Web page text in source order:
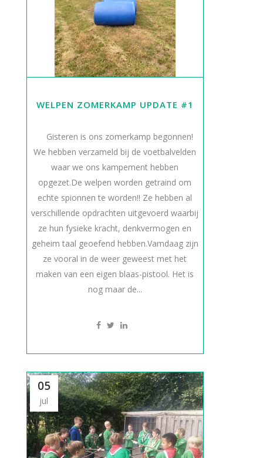
WELPEN ZOMERKAMP UPDATE #1
Gisteren is ons zomerkamp begonnen!
We hebben verzameld bij de voetbalvelden
waar we ons kampement hebben
opgezet.De welpen worden getraind om
echte spionnen te worden!! Ze hebben al
verschillende opdrachten uitgevoerd waarbij
ze hun fysieke kracht, denkvermogen en
geheim taal geoefend hebben.Vamdaag zijn
ze vooral in de weer geweest met het
maken van een eigen blaas-pistool. Het is
nog maar de...
05
jul